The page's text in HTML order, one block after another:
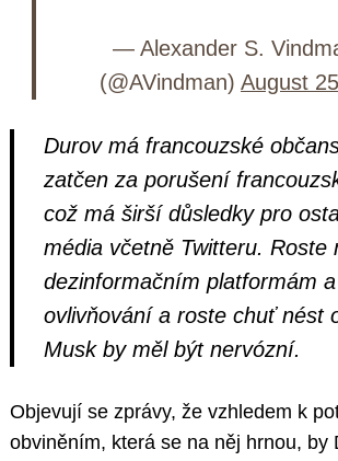
— Alexander S.
(@AVindman) August
Durov má francouzské
zatčen za porušení
což má širší důsledky pro
média včetně Twitteru. Roste
dezinformačním platformám
ovlivňování a roste chuť nést
Musk by měl být nervózní.
Objevují se zprávy, že vzhledem k
obviněním, která se na něj hrnou, by